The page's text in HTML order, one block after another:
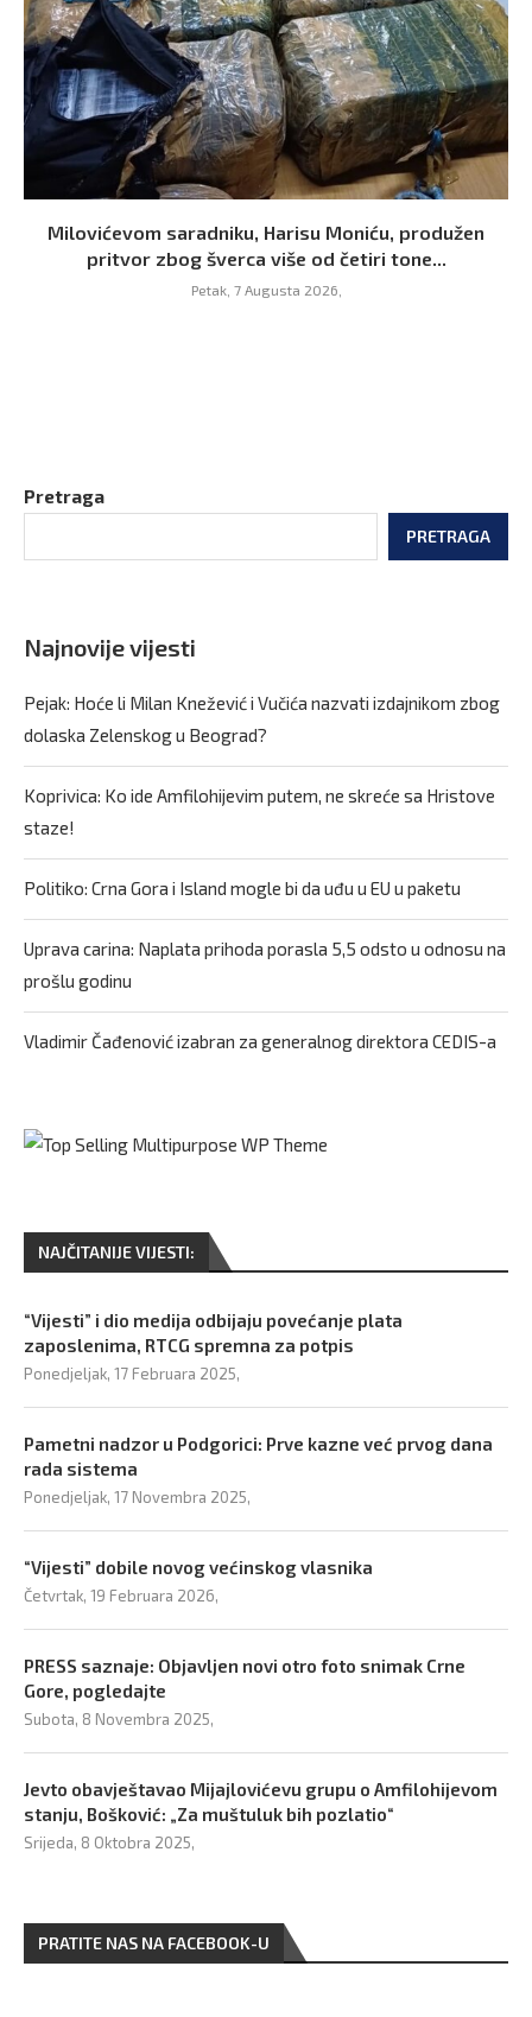
Milovićevom saradniku, Harisu Moniću, produžen
pritvor zbog šverca više od četiri tone...
Petak, 7 Augusta 2026,
Pretraga
PRETRAGA
Najnovije vijesti
Pejak: Hoće li Milan Knežević i Vučića nazvati izdajnikom zbog
dolaska Zelenskog u Beograd?
Koprivica: Ko ide Amfilohijevim putem, ne skreće sa Hristove
staze!
Politiko: Crna Gora i Island mogle bi da uđu u EU u paketu
Uprava carina: Naplata prihoda porasla 5,5 odsto u odnosu na
prošlu godinu
Vladimir Čađenović izabran za generalnog direktora CEDIS-a
NAJČITANIJE VIJESTI:
“Vijesti” i dio medija odbijaju povećanje plata
zaposlenima, RTCG spremna za potpis
Ponedjeljak, 17 Februara 2025,
Pametni nadzor u Podgorici: Prve kazne već prvog dana
rada sistema
Ponedjeljak, 17 Novembra 2025,
“Vijesti” dobile novog većinskog vlasnika
Četvrtak, 19 Februara 2026,
PRESS saznaje: Objavljen novi otro foto snimak Crne
Gore, pogledajte
Subota, 8 Novembra 2025,
Jevto obavještavao Mijajlovićevu grupu o Amfilohijevom
stanju, Bošković: „Za muštuluk bih pozlatio“
Srijeda, 8 Oktobra 2025,
PRATITE NAS NA FACEBOOK-U